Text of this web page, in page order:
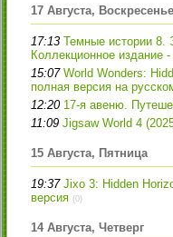
17 Августа, Воскресенье
17:13 Темные истории 8.
Коллекционное издание
15:07 World Wonders:
полная версия на
12:20 17-я авеню.
11:09 Jigsaw World 4
15 Августа, Пятница
19:37 Jixo 3: Hidden
версия (0)
14 Августа, Четверг